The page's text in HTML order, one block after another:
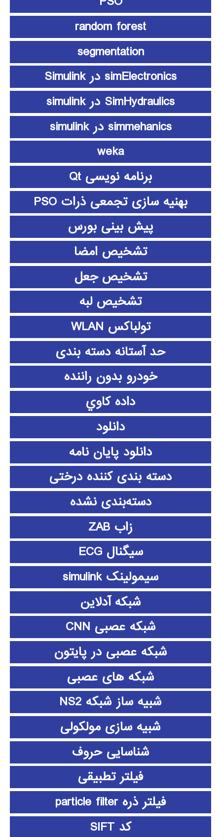
random forest
segmentation
simElectronics در Simulink
SimHydraulics در simulink
simmehanics در simulink
weka
برنامه نویسی Qt
بهنیه سازی تجمعی ذرات PSO
پیش بینی بورس
تشخیص امضا
تشخیص جعل
تشخیص لبه
تولباکس WLAN
حد آستانه دسته بندی
خودرو بدون راننده
داده كاوي
دانلود
دانلود پايان نامه
دسته بندی کننده درختی
دسته‌بندی نشده
زاب ZAB
سیگنال ECG
سیمولینک simulink
شبکه آدلاین
شبکه عصبی CNN
شبکه عصبی در پایتون
شبکه های عصبی
شبیه ساز شبکه NS2
شبیه سازی مولکولی
شناسایی حروف
فیلتر تطبیقی
فیلتر ذره particle filter
کد SIFT